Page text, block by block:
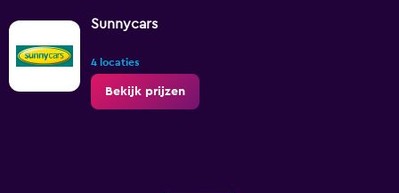
Sunnycars
4 locaties
Bekijk prijzen